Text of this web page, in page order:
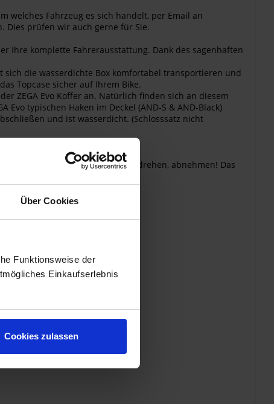
Über Cookies
Funktionsweise der
Einkaufserlebnis
Cookies zulassen
welches Fahrzeug es sich handelt, per Email an
Dies prüfen wir auch gerne für Sie.
Ihre komplette Fahrerausstattung. Dank des sagenhaften
die wasserdichte Box komfortabel transportieren und
Topcase sicher auf Ihrem Bike.
ZEGA Evo Koffer an. Natürlich finden sich an diesem
typischen Haken im Deckel (AND-S & AND-Black)
und ist wasserdicht. (Schlosssatz nicht
zu müssen. Aufschließen, drehen, abnehmen! Das